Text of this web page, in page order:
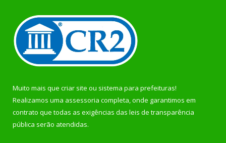
Muito mais que criar site ou sistema para prefeituras!
Realizamos uma assessoria completa, onde garantimos em
contrato que todas as exigências das leis de transparência
pública serão atendidas.